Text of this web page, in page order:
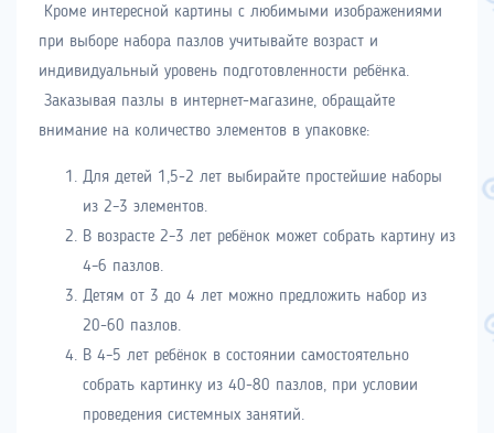
Кроме интересной картины с любимыми изображениями
при выборе набора пазлов учитывайте возраст и
индивидуальный уровень подготовленности ребёнка.
Заказывая пазлы в интернет-магазине, обращайте
внимание на количество элементов в упаковке:
Для детей 1,5-2 лет выбирайте простейшие наборы
из 2–3 элементов.
В возрасте 2–3 лет ребёнок может собрать картину из
4–6 пазлов.
Детям от 3 до 4 лет можно предложить набор из
20-60 пазлов.
В 4–5 лет ребёнок в состоянии самостоятельно
собрать картинку из 40-80 пазлов, при условии
проведения системных занятий.